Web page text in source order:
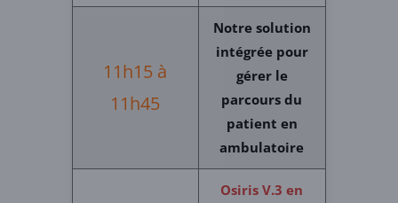
11h15 à
11h45
Notre solution
intégrée pour
gérer le
parcours du
patient en
ambulatoire
Osiris V.3 en